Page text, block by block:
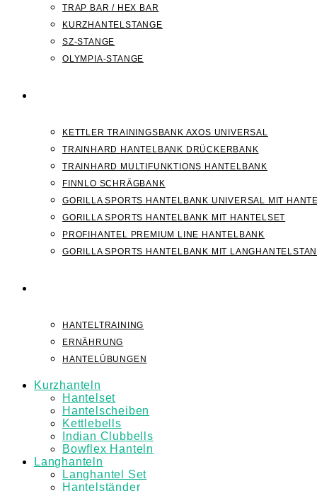
TRAP BAR / HEX BAR
KURZHANTELSTANGE
SZ-STANGE
OLYMPIA-STANGE
KETTLER TRAININGSBANK AXOS UNIVERSAL
TRAINHARD HANTELBANK DRÜCKERBANK
TRAINHARD MULTIFUNKTIONS HANTELBANK
FINNLO SCHRÄGBANK
GORILLA SPORTS HANTELBANK UNIVERSAL MIT
GORILLA SPORTS HANTELBANK MIT HANTELSET
PROFIHANTEL PREMIUM LINE HANTELBANK
GORILLA SPORTS HANTELBANK MIT
HANTELTRAINING
ERNÄHRUNG
HANTELÜBUNGEN
Kurzhanteln
Hantelset
Hantelscheiben
Kettlebells
Indian Clubbells
Bowflex Hanteln
Langhanteln
Langhantel Set
Hantelständer